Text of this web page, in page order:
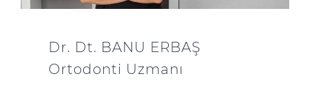
Dr. Dt. BANU ERBAŞ
Ortodonti Uzmanı